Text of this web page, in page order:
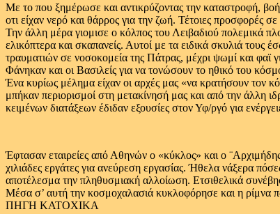
Με το που ξημέρωσε και αντικρύζοντας την καταστροφή,
οτι είχαν νερό και θάρρος για την ζωή. Τέτοιες προσφορές
Την άλλη μέρα γιομισε ο κόλπος του Λειβαδιού πολεμικά
ελικόπτερα και σκαπανείς. Αυτοί με τα ειδικά σκυλιά
τραυματιών σε νοσοκομεία της Πάτρας, μέχρι ψωμί και φαϊ
Φάνηκαν και οι Βασιλείς για να τονώσουν το ηθικό του
Ένα κυρίως μέλημα είχαν οι αρχές μας «να κρατήσουν τον
μπήκαν περιορισμοί στη μετακίνησή μας και από την άλλη
κειμένων διατάξεων έδιδαν εξουσίες στον Υφ/ργό για
Έφτασαν εταιρείες από Αθηνών ο «κύκλος» και ο
χιλιάδες εργάτες για ανεύρεση εργασίας. Ήθελα νάξερα
αποτέλεσμα την πληθυσμιακή αλλοίωση. Ετσιθελικά
Μέσα σ’ αυτή την κοσμοχαλασιά κυκλοφόρησε και η ρίμνα
ΠΗΓΗ ΚΑΤΟΧΙΚΑ